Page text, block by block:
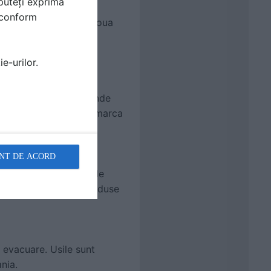
chirurgicale intre doua
ce permit
pentru a raspunde
etc. Se remarca
In plus, o serie de
rezistenta la produse
Usile sunt
urilor.
DE ACORD